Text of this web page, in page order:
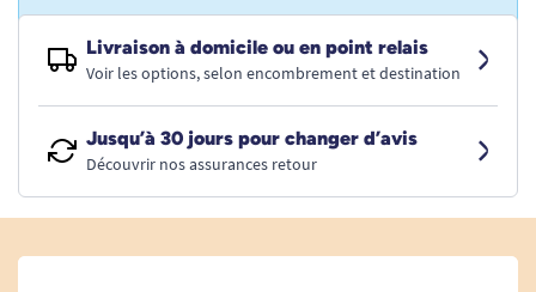
Livraison à domicile ou en point relais
Voir les options, selon encombrement et destination
Jusqu’à 30 jours pour changer d’avis
Découvrir nos assurances retour